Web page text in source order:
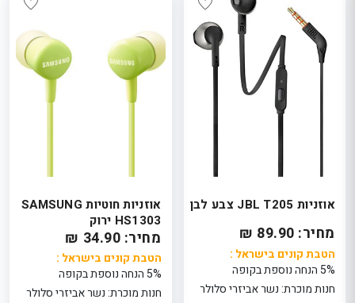
אוזניות JBL T205 צבע לבן
מחיר: 89.90 ₪
הטבת קונים בישראל :
5% הנחה נוספת בקופה
חנות מוכרת: נשר אביזרי סלולר
אוזניות חוטיות SAMSUNG
HS1303 ירוק
מחיר: 34.90 ₪
הטבת קונים בישראל :
5% הנחה נוספת בקופה
חנות מוכרת: נשר אביזרי סלולר